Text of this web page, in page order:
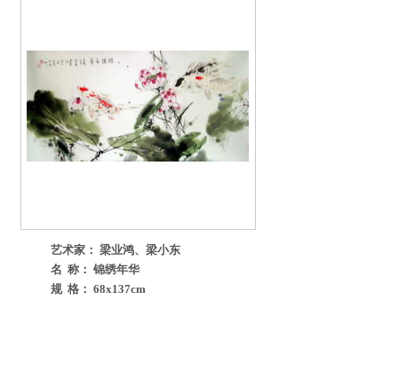
艺术家： 梁业鸿、梁小东
名 称： 锦绣年华
规 格： 68x137cm